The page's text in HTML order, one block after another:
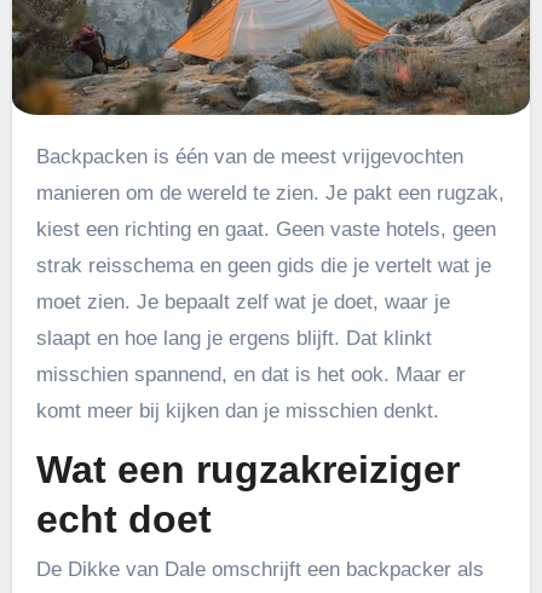
Backpacken is één van de meest vrijgevochten
manieren om de wereld te zien. Je pakt een rugzak,
kiest een richting en gaat. Geen vaste hotels, geen
strak reisschema en geen gids die je vertelt wat je
moet zien. Je bepaalt zelf wat je doet, waar je
slaapt en hoe lang je ergens blijft. Dat klinkt
misschien spannend, en dat is het ook. Maar er
komt meer bij kijken dan je misschien denkt.
Wat een rugzakreiziger
echt doet
De Dikke van Dale omschrijft een backpacker als